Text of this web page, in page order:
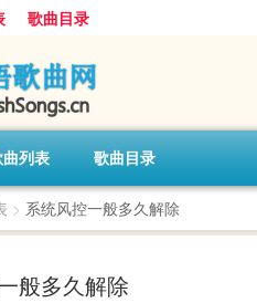
歌曲目录
列表 歌曲目录
> 系统风控一般多久解除
般多久解除